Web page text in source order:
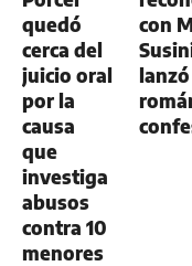
quedó
cerca del
juicio oral
por la
causa
que
investiga
abusos
contra 10
menores
con